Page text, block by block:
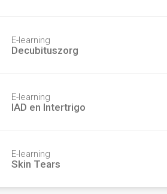
E-learning
Decubituszorg
E-learning
IAD en Intertrigo
E-learning
Skin Tears